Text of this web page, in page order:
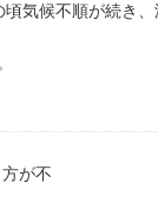
気候不順が続き
が不